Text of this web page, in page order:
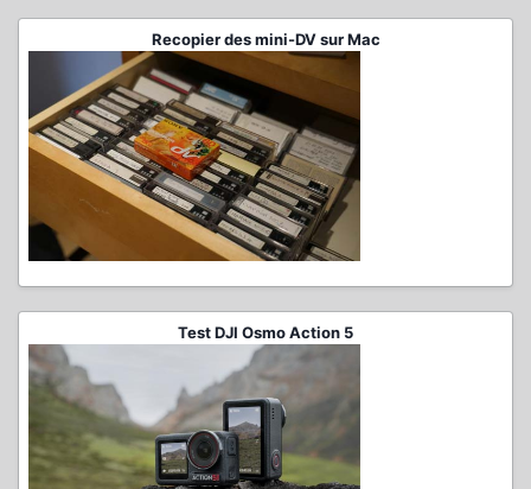
Recopier des mini-DV sur Mac
Test DJI Osmo Action 5